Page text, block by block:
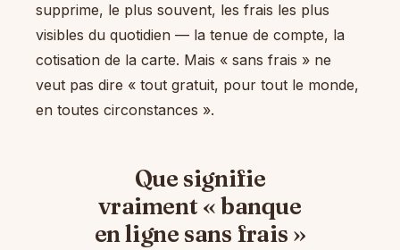
supprime, le plus souvent, les frais les plus
visibles du quotidien — la tenue de compte, la
cotisation de la carte. Mais « sans frais » ne
veut pas dire « tout gratuit, pour tout le monde,
en toutes circonstances ».
Que signifie
vraiment « banque
en ligne sans frais »